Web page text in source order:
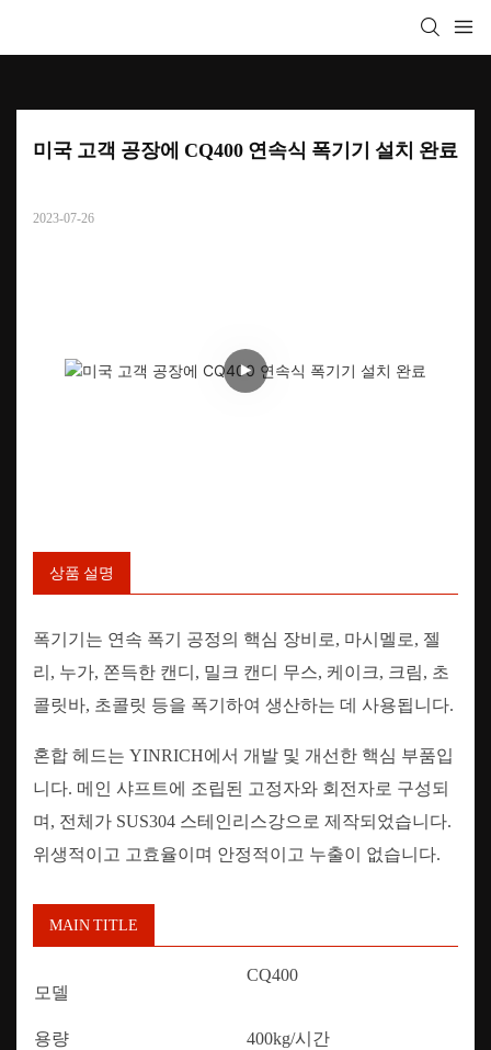
미국 고객 공장에 CQ400 연속식 폭기기 설치 완료
2023-07-26
상품 설명
폭기기는 연속 폭기 공정의 핵심 장비로, 마시멜로, 젤
리, 누가, 쫀득한 캔디, 밀크 캔디 무스, 케이크, 크림, 초
콜릿바, 초콜릿 등을 폭기하여 생산하는 데 사용됩니다.
혼합 헤드는 YINRICH에서 개발 및 개선한 핵심 부품입
니다. 메인 샤프트에 조립된 고정자와 회전자로 구성되
며, 전체가 SUS304 스테인리스강으로 제작되었습니다.
위생적이고 고효율이며 안정적이고 누출이 없습니다.
MAIN TITLE
모델
CQ400
용량
400kg/시간